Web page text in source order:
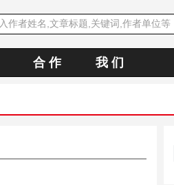
合 作 我 们